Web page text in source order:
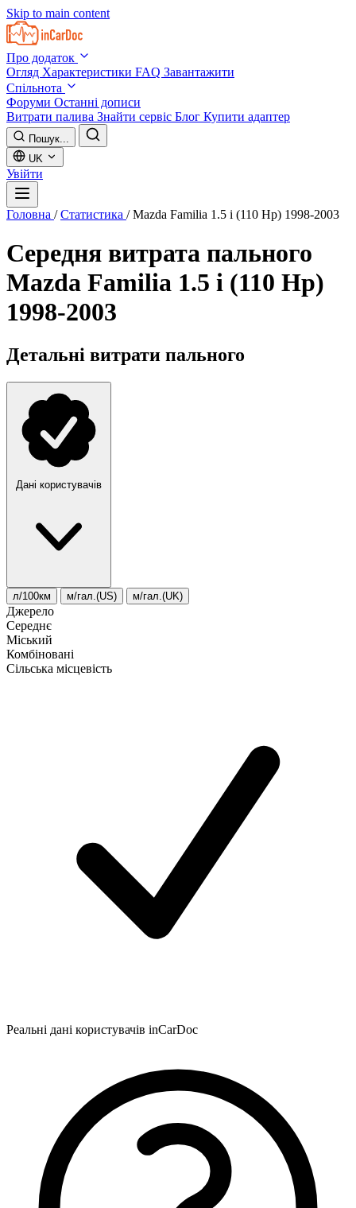
Skip to main content
Про додаток
Огляд Характеристики FAQ Завантажити
Спільнота
Форуми Останні дописи
Витрати палива Знайти сервіс Блог Купити адаптер
Пошук...
UK
Увійти
Головна / Статистика / Mazda Familia 1.5 i (110 Hp) 1998-2003
Середня витрата пального
Mazda Familia 1.5 i (110 Hp)
1998-2003
Детальні витрати пального
Дані користувачів
л/100км м/гал.(US) м/гал.(UK)
Джерело
Середнє
Міський
Комбіновані
Сільська місцевість
Реальні дані користувачів inCarDoc